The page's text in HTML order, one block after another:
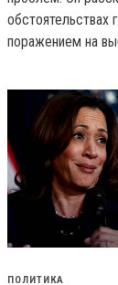
обстоятельствах
поражением на
ПОЛИТИКА